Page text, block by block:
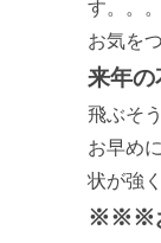
す。。。
お気を
来年の
飛ぶそ
お早め
状が強
※※※